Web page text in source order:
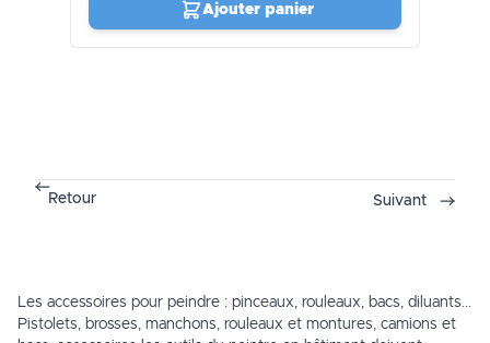
Ajouter panier
Retour Suivant
Les accessoires pour peindre : pinceaux, rouleaux, bacs, diluants...
Pistolets, brosses, manchons, rouleaux et montures, camions et